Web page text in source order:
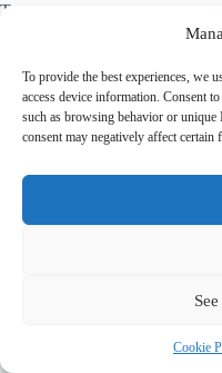
To provide the best experiences, we
access device information. Consent
such as browsing behavior or
consent may negatively affect certain
Cookie
Tags
Heating #
economy # efficiency
ineficiência #inspection
common problems #